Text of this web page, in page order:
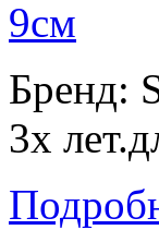
Бренд:
3х